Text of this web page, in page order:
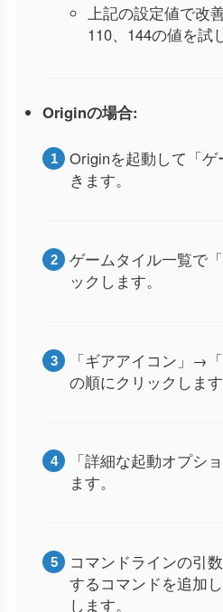
上記の設定値で改
110、144の値を試
Originの場合:
Originを起動して「
きます。
ゲームタイル一覧で
ックします。
「ギアアイコン」→
の順にクリックします
「詳細な起動オプシ
ます。
コマンドラインの引
するコマンドを追加
します。